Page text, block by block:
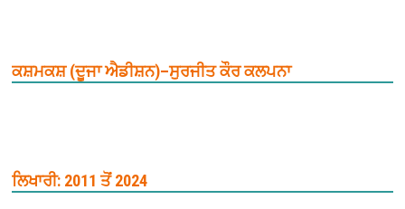
ਕਸ਼ਮਕਸ਼ (ਦੂਜਾ ਐਡੀਸ਼ਨ)–ਸੁਰਜੀਤ ਕੌਰ ਕਲਪਨਾ
ਲਿਖਾਰੀ: 2011 ਤੋਂ 2024